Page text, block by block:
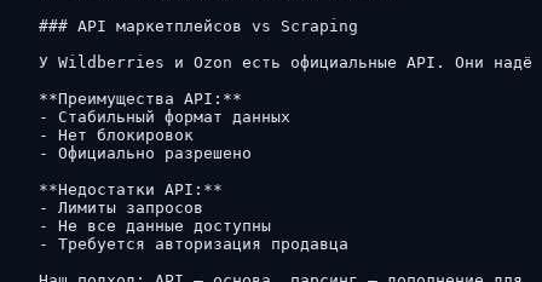
### API маркетплейсов vs Scraping
У Wildberries и Ozon есть официальные API. Они
**Преимущества API:**
- Стабильный формат данных
- Нет блокировок
- Официально разрешено
**Недостатки API:**
- Лимиты запросов
- Не все данные доступны
- Требуется авторизация продавца